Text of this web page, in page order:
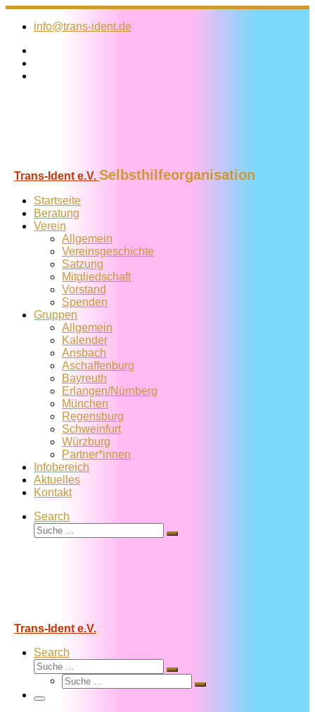
Zum
Inhalt
info@trans-ident.de
Trans-Ident e.V. Selbsthilfeorganisation
Startseite
Beratung
Verein
Allgemein
Vereins­geschichte
Satzung
Mitglied­schaft
Vorstand
Spenden
Gruppen
Allgemein
Kalender
Ansbach
Aschaffenburg
Bayreuth
Erlangen/Nürnberg
München
Regensburg
Schweinfurt
Würzburg
Partner*innen
Infobereich
Aktuelles
Kontakt
Search
Suche
Suche
Trans-Ident e.V.
Search
Suche
Suche
Suche
Suche
Menü